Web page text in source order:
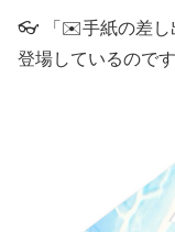
👓 「✉️手紙の差し
登場しているのです